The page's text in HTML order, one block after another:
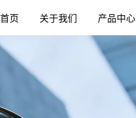
首页 关于我们 产品中心